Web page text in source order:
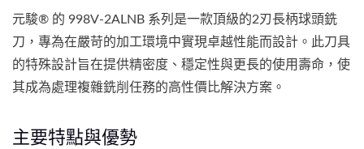
元駿® 的 998V-2ALNB 系列是一款頂級的2刃長柄球頭銑
刀，專為在嚴苛的加工環境中實現卓越性能而設計。此刀具
的特殊設計旨在提供精密度、穩定性與更長的使用壽命，使
其成為處理複雜銑削任務的高性價比解決方案。
主要特點與優勢